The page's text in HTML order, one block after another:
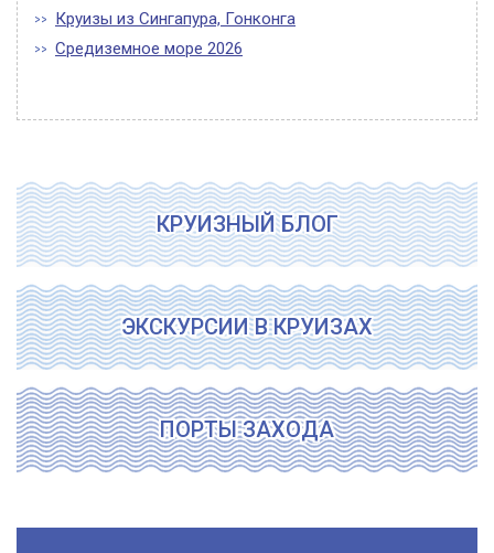
Круизы из Сингапура, Гонконга
Средиземное море 2026
КРУИЗНЫЙ БЛОГ
ЭКСКУРСИИ В КРУИЗАХ
ПОРТЫ ЗАХОДА